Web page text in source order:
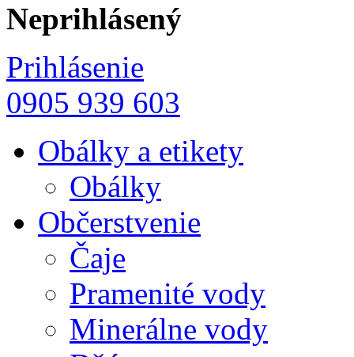
Neprihlásený
Prihlásenie
0905 939 603
Obálky a etikety
Obálky
Občerstvenie
Čaje
Pramenité vody
Minerálne vody